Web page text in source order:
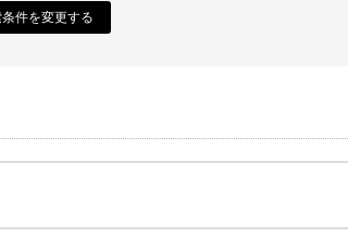
件を変更する